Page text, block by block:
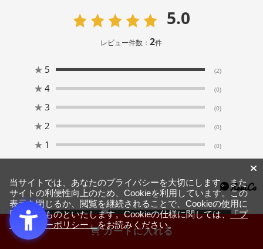
カートに入れる
5.0
レビュー件数：2件
★ 5 (2)
★ 4 (0)
★ 3 (0)
★ 2 (0)
★ 1 (0)
絞り込み 表示：新しい順
当サイトでは、あなたのプライバシーを大切にします。また
サイトの利便性向上のため、Cookieを利用しています。この
表示を閉じるか、閲覧を継続されることで、Cookieの使用に
同意するものといたします。Cookieの仕様に関しては、「プ
ライバシーポリシー」をお読みください。